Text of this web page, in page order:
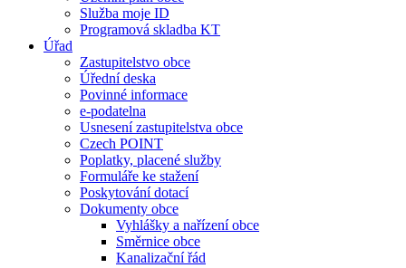
Služba moje ID
Programová skladba KT
Úřad
Zastupitelstvo obce
Úřední deska
Povinné informace
e-podatelna
Usnesení zastupitelstva obce
Czech POINT
Poplatky, placené služby
Formuláře ke stažení
Poskytování dotací
Dokumenty obce
Vyhlášky a nařízení obce
Směrnice obce
Kanalizační řád